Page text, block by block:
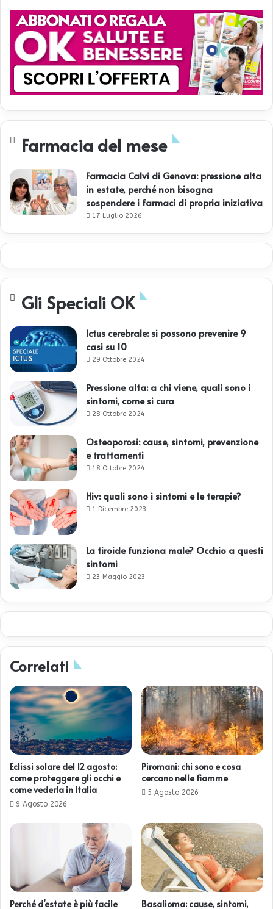
Farmacia del mese
Farmacia Calvi di Genova: pressione alta
in estate, perché non bisogna
sospendere i farmaci di propria iniziativa
17 Luglio 2026
Gli Speciali OK
Ictus cerebrale: si possono prevenire 9
casi su 10
29 Ottobre 2024
Pressione alta: a chi viene, quali sono i
sintomi, come si cura
28 Ottobre 2024
Osteoporosi: cause, sintomi, prevenzione
e trattamenti
18 Ottobre 2024
Hiv: quali sono i sintomi e le terapie?
1 Dicembre 2023
La tiroide funziona male? Occhio a questi
sintomi
23 Maggio 2023
Correlati
Eclissi solare del 12 agosto:
come proteggere gli occhi e
come vederla in Italia
9 Agosto 2026
Piromani: chi sono e cosa
cercano nelle fiamme
5 Agosto 2026
Perché d’estate è più facile
Basalioma: cause, sintomi,